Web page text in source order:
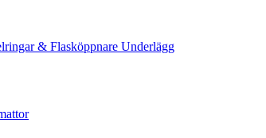
& Flasköppnare Underlägg